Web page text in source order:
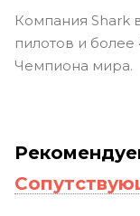
Компания Shark
пилотов и более
Чемпиона мира.